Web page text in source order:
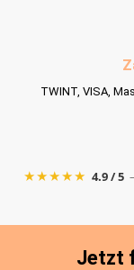
TWINT, VISA,
★★★★★ 4.9 / 5
Jetzt